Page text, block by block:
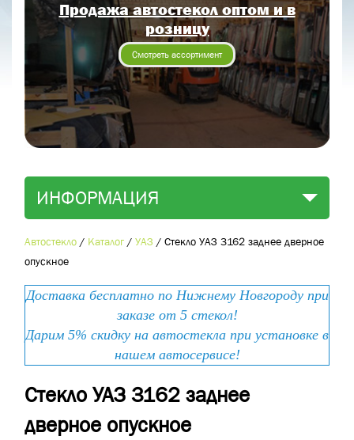
Продажа автостекол оптом и в
розницу
Смотреть ассортимент
ИНФОРМАЦИЯ
Автостекло / Каталог / УАЗ / Стекло УАЗ 3162 заднее дверное
опускное
Доставка бесплатно по Нижнему Новгороду при
заказе от 5 стекол!
Дарим 5% скидку на автостекла при установке в
нашем автосервисе!
Стекло УАЗ 3162 заднее
дверное опускное
Отправить
Отправить заявку